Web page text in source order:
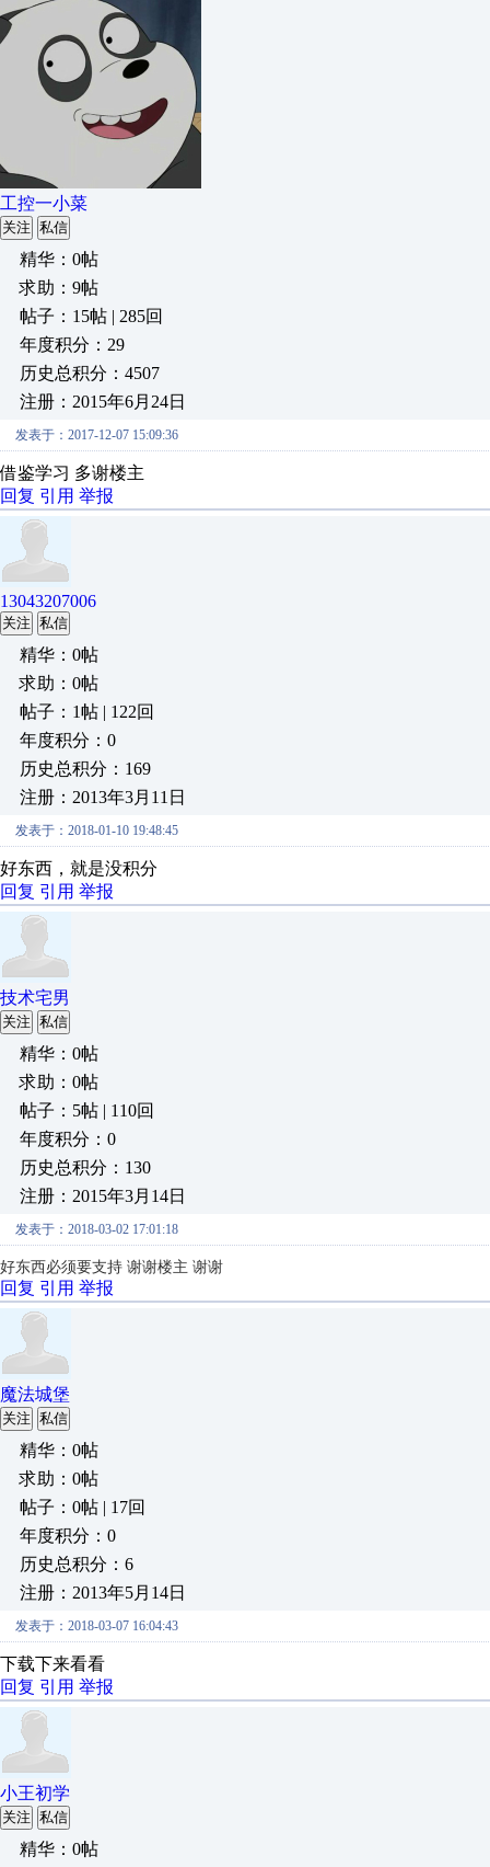
工控一小菜
关注 私信
精华：0帖
求助：9帖
帖子：15帖 | 285回
年度积分：29
历史总积分：4507
注册：2015年6月24日
发表于：2017-12-07 15:09:36
借鉴学习 多谢楼主
回复 引用 举报
13043207006
关注 私信
精华：0帖
求助：0帖
帖子：1帖 | 122回
年度积分：0
历史总积分：169
注册：2013年3月11日
发表于：2018-01-10 19:48:45
好东西，就是没积分
回复 引用 举报
技术宅男
关注 私信
精华：0帖
求助：0帖
帖子：5帖 | 110回
年度积分：0
历史总积分：130
注册：2015年3月14日
发表于：2018-03-02 17:01:18
好东西必须要支持 谢谢楼主 谢谢
回复 引用 举报
魔法城堡
关注 私信
精华：0帖
求助：0帖
帖子：0帖 | 17回
年度积分：0
历史总积分：6
注册：2013年5月14日
发表于：2018-03-07 16:04:43
下载下来看看
回复 引用 举报
小王初学
关注 私信
精华：0帖